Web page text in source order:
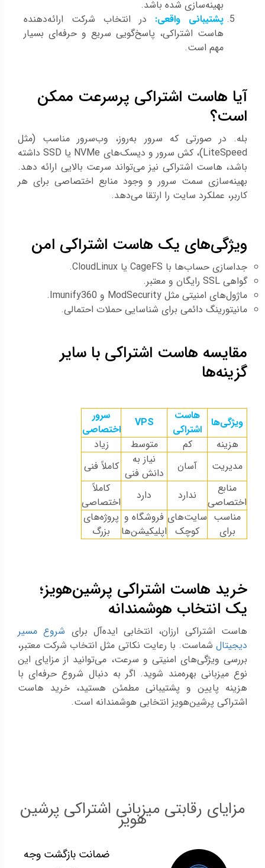
بهینه‌سازی شده باشد.
پشتیبانی واقعی: در انتخاب شرکت ارائه‌دهنده
هاست اشتراکی، پاسخ‌گویی سریع و حرفه‌ای بسیار
مهم است.
آیا هاست اشتراکی پرسرعت ممکن
است؟
بله. در صورتی که سرور به‌روز، وب‌سرور مناسب (مثل
LiteSpeed)، کش سرور و دیسک‌های NVMe یا SSD داشته
باشد، هاست اشتراکی نیز می‌تواند سرعت بالایی ارائه دهد.
بهینه‌سازی سمت سرور و وجود منابع اختصاصی برای هر
کاربر، عملکرد سایت را ارتقا می‌دهد.
ویژگی‌های یک هاست اشتراکی امن
جداسازی حساب‌ها با CageFS یا CloudLinux.
گواهی SSL رایگان و معتبر.
ماژول‌های امنیتی مثل ModSecurity و Imunify360.
مانیتورینگ دائمی برای شناسایی حملات احتمالی.
مقایسه هاست اشتراکی با سایر
گزینه‌ها
ویژگی‌ها
هاست
اشتراکی
VPS
سرور
اختصاصی
هزینه
کم متوسط
زیاد
مدیریت
آسان
نیاز به
دانش فنی کاملاً فنی
منابع
اختصاصی
ندارد دارد
کاملاً
اختصاصی
مناسب
برای
سایت‌های
کوچک
فروشگاه و
اپلیکیشن‌ها
پروژه‌های
بزرگ
خرید هاست اشتراکی پرشین‌هویز؛
یک انتخاب هوشمندانه
هاست اشتراکی ارزان، انتخابی ایده‌آل برای شروع مسیر
دیجیتال شماست. با رعایت نکاتی مثل انتخاب شرکت معتبر،
بررسی ویژگی‌های امنیتی و سرعت، می‌توانید از مزایای این
نوع میزبانی بهره‌مند شوید. اگر به دنبال شروع حرفه‌ای با
هزینه پایین و پشتیبانی مطمئن هستید، خرید هاست
اشتراکی پرشین‌هویز انتخابی هوشمندانه است.
مزایای رقابتی میزبانی اشتراکی پرشین
هویز
ضمانت بازگشت وجه